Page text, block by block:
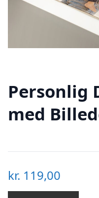
Personlig
med
kr. 119,00